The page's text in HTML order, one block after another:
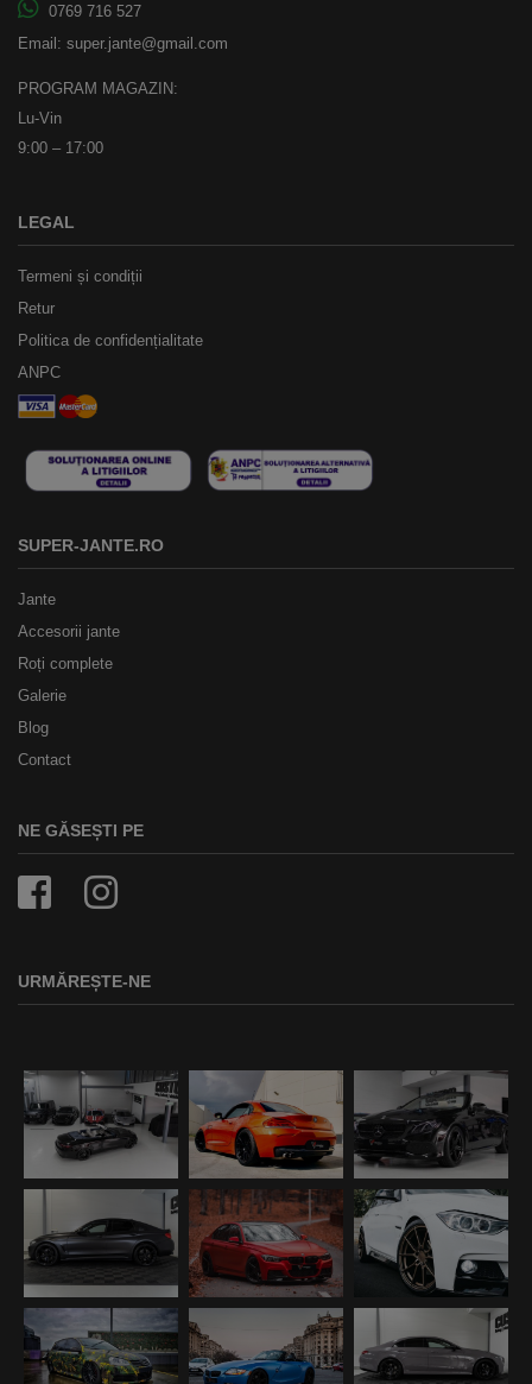
0769 716 527
Email: super.jante@gmail.com
PROGRAM MAGAZIN:
Lu-Vin
9:00 – 17:00
LEGAL
Termeni și condiții
Retur
Politica de confidențialitate
ANPC
SUPER-JANTE.RO
Jante
Accesorii jante
Roți complete
Galerie
Blog
Contact
NE GĂSEȘTI PE
URMĂREȘTE-NE